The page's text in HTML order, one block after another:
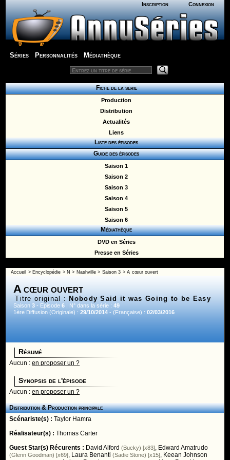
Inscription Connexion
Séries Personnalités Médiathèque
Fiche de la série
Production
Distribution
Actualités
Liens
Liste des épisodes
Guide des épisodes
Saison 1
Saison 2
Saison 3
Saison 4
Saison 5
Saison 6
Médiathèque
DVD en Séries
Presse en Séries
Accueil > Encyclopédie > N > Nashville> Saison 3 > A cœur ouvert
A cœur ouvert
Titre original : Nobody Said it was Going to be Easy
Saison3 - Episode6 | N° dans la série :49
1ère Diffusion (Originale) :29/10/2014 - (Française) :02/03/2016
Résumé
Aucun :en proposer un ?
Synopsis de l'épisode
Aucun :en proposer un ?
Distribution & Production principale
Scénariste(s) :Taylor Hamra
Réalisateur(s) :Thomas Carter
Guest Star(s) Récurents : David Alford (Bucky) [x83], Edward Amatrudo
(Glenn Goodman) [x69], Laura Benanti (Sadie Stone) [x15], Keean Johnson